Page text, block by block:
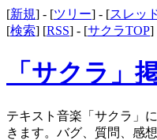
[新規] - [ツリー] - [スレッ
[検索] [RSS] - [サクラTOP]
「サクラ」
テキスト音楽「サクラ」
きます。バグ、質問、感